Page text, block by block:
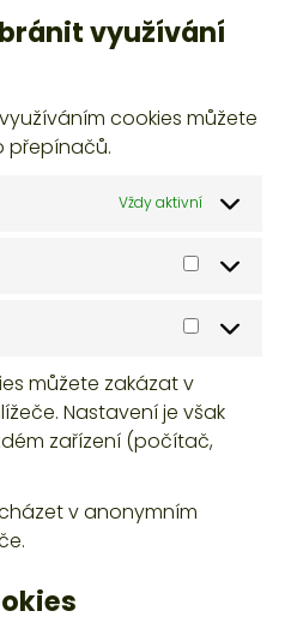
využívání
cookies můžete
přepínačů.
Vždy aktivní
Statistiky
Marketing
můžete zakázat v
Nastavení je však
zařízení (počítač,
v anonymním